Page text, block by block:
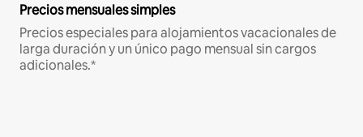
Precios mensuales simples
Precios especiales para alojamientos vacacionales de
larga duración y un único pago mensual sin cargos
adicionales.*